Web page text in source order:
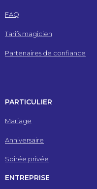
FAQ
Tarifs magicien
Partenaires de confiance
PARTICULIER
Mariage
Anniversaire
Soirée privée
ENTREPRISE